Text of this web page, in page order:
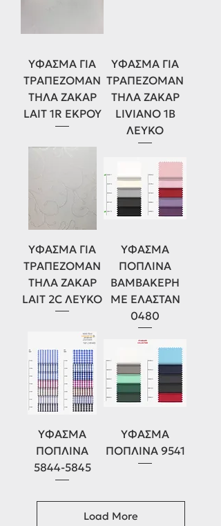
ΥΦΑΣΜΑ ΓΙΑ
ΤΡΑΠΕΖΟΜΑΝ
ΤΗΛΑ ΖΑΚΑΡ
LAIT 1R ΕΚΡΟΥ
ΥΦΑΣΜΑ ΓΙΑ
ΤΡΑΠΕΖΟΜΑΝ
ΤΗΛΑ ΖΑΚΑΡ
LIVIANO 1B
ΛΕΥΚΟ
ΥΦΑΣΜΑ ΓΙΑ
ΤΡΑΠΕΖΟΜΑΝ
ΤΗΛΑ ΖΑΚΑΡ
LAIT 2C ΛΕΥΚΟ
ΥΦΑΣΜΑ
ΠΟΠΛΙΝΑ
ΒΑΜΒΑΚΕΡΗ
ΜΕ ΕΛΑΣΤΑΝ
0480
ΥΦΑΣΜΑ
ΠΟΠΛΙΝΑ
5844-5845
ΥΦΑΣΜΑ
ΠΟΠΛΙΝΑ 9541
Load More